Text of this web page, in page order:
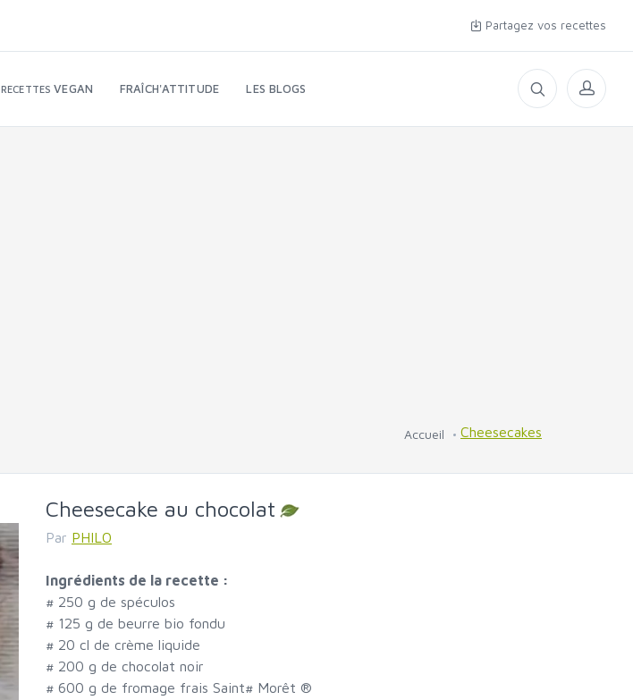
Partagez vos recettes
RECETTESVEGAN FRAÎCH'ATTITUDE LES BLOGS
Accueil Cheesecakes
Cheesecake au chocolat
Par PHILO
Ingrédients de la recette :
# 250 g de spéculos
# 125 g de beurre bio fondu
# 20 cl de crème liquide
# 200 g de chocolat noir
# 600 g de fromage frais Saint# Morêt ®